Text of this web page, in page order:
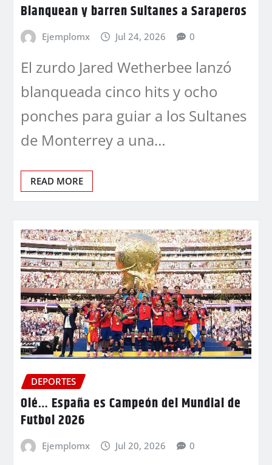
Blanquean y barren Sultanes a Saraperos
Ejemplomx Jul 24, 2026 0
El zurdo Jared Wetherbee lanzó
blanqueada cinco hits y ocho
ponches para guiar a los Sultanes
de Monterrey a una…
READ MORE
DEPORTES
Olé… España es Campeón del Mundial de
Futbol 2026
Ejemplomx Jul 20, 2026 0